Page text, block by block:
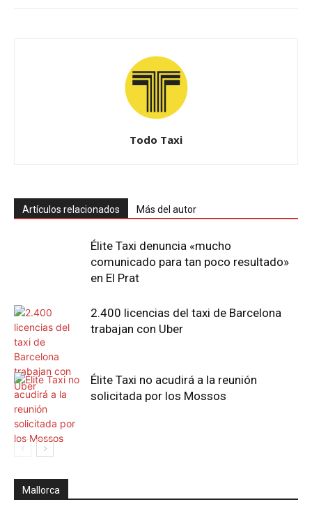
Todo Taxi
Artículos relacionados Más del autor
Élite Taxi denuncia «mucho
comunicado para tan poco resultado»
en El Prat
2.400 licencias del taxi de Barcelona
trabajan con Uber
Élite Taxi no acudirá a la reunión
solicitada por los Mossos
Mallorca